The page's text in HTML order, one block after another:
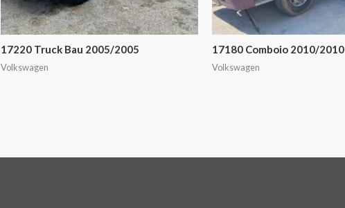
17220 Truck Bau 2005/2005
Volkswagen
17180 Comboio 2010/2010
Volkswagen